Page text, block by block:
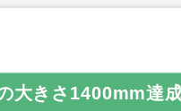
大きさ1400mm達